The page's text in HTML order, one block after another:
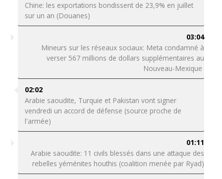
Chine: les exportations bondissent de 23,9% en juillet
sur un an (Douanes)
03:04
Mineurs sur les réseaux sociaux: Meta condamné à
verser 567 millions de dollars supplémentaires au
Nouveau-Mexique
02:02
Arabie saoudite, Turquie et Pakistan vont signer
vendredi un accord de défense (source proche de
l'armée)
01:11
Arabie saoudite: 11 civils blessés dans une attaque des
rebelles yéménites houthis (coalition menée par Ryad)